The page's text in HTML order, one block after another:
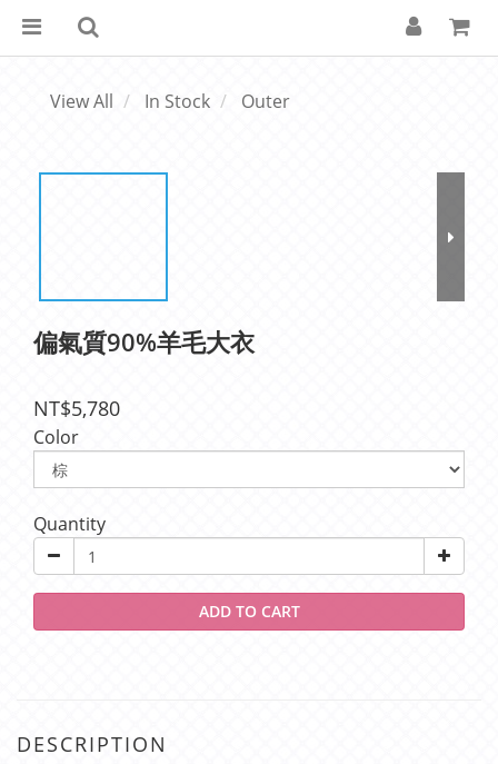
View All In Stock Outer
偏氣質90%羊毛大衣
NT$5,780
Color
Quantity
ADD TO CART
DESCRIPTION